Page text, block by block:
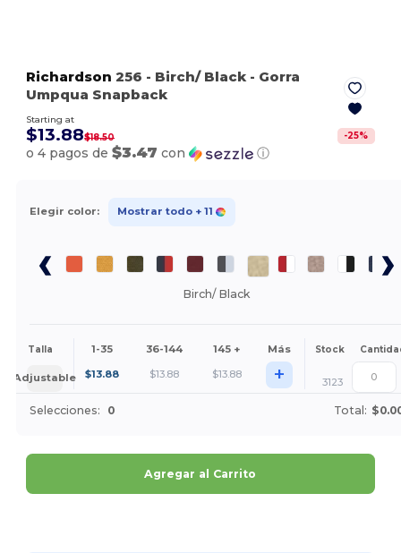
Richardson 256 - Birch/ Black - Gorra
Umpqua Snapback
Starting at
$13.88$18.50 -25%
o 4 pagos de$3.47 con ⓘ
Elegir color: Mostrar todo + 11
Birch/ Black
Talla 1-35 36-144 145 + Más Stock
Adjustable $13.88 $13.88 $13.88 + 3123
Selecciones: 0 Total:
Agregar al Carrito